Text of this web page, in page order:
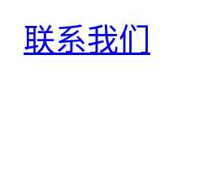
联系我们